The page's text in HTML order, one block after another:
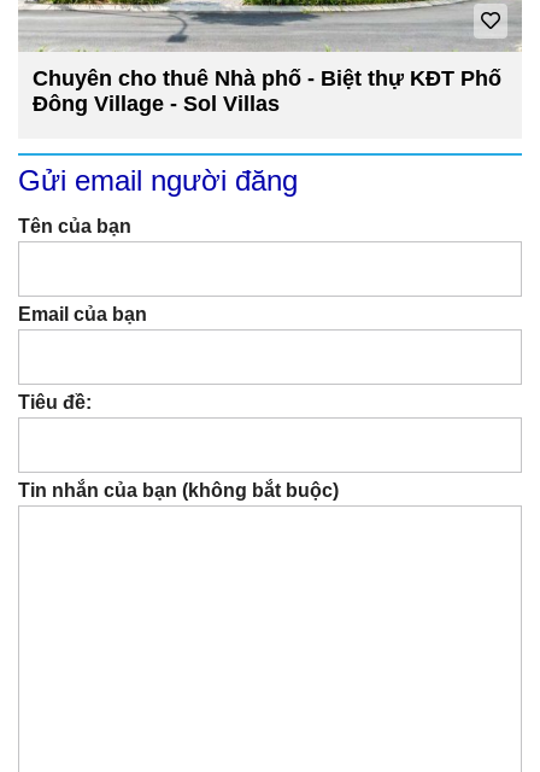
Chuyên cho thuê Nhà phố - Biệt thự KĐT Phố
Đông Village - Sol Villas
Gửi email người đăng
Tên của bạn
Email của bạn
Tiêu đề:
Tin nhắn của bạn (không bắt buộc)